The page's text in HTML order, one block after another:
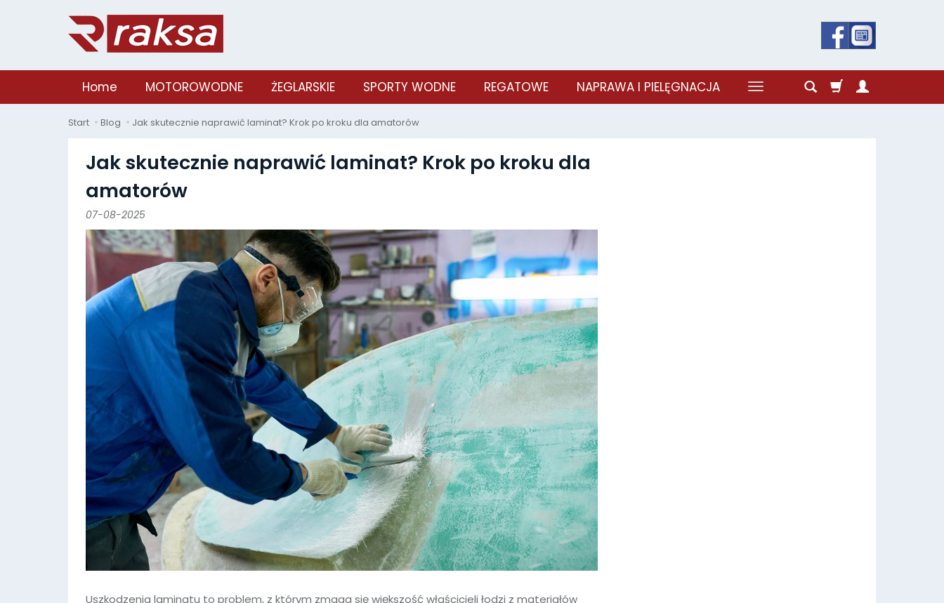
Home MOTOROWODNE ŻEGLARSKIE SPORTY WODNE REGATOWE NAPRAWA I PIELĘGNACJA
Start Blog Jak skutecznie naprawić laminat? Krok po kroku dla amatorów
Jak skutecznie naprawić laminat? Krok po kroku dla
amatorów
07-08-2025
Uszkodzenia laminatu to problem, z którym zmaga się większość właścicieli łodzi z materiałów